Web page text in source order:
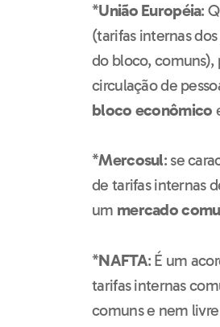
*União Européia:
(tarifas internas
do bloco, comuns),
circulação de
bloco econômico
*Mercosul: se
de tarifas internas
um mercado
*NAFTA: É um
tarifas internas
comuns e nem